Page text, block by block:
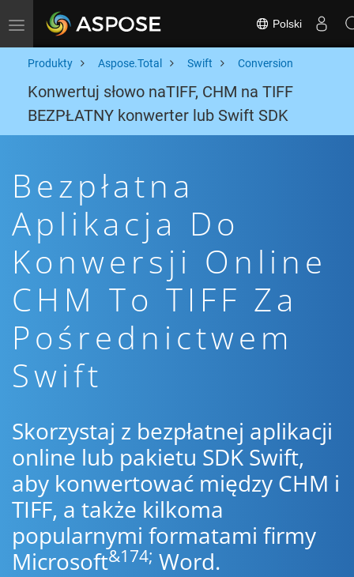
Toggle navigation Polski
Produkty Aspose.Total Swift Conversion
Konwertuj słowo naTIFF, CHM na TIFF
BEZPŁATNY konwerter lub Swift SDK
Bezpłatna
Aplikacja Do
Konwersji Online
CHM To TIFF Za
Pośrednictwem
Swift
Skorzystaj z bezpłatnej aplikacji
online lub pakietu SDK Swift,
aby konwertować między CHM i
TIFF, a także kilkoma
popularnymi formatami firmy
Microsoft&174; Word.